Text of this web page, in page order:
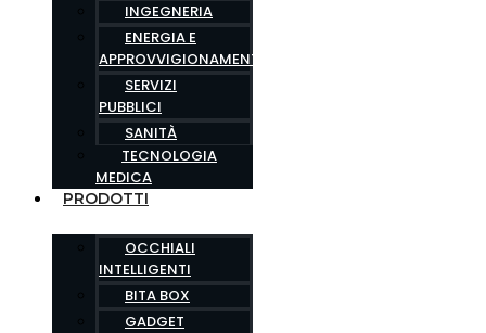
INGEGNERIA
ENERGIA E
APPROVVIGIONAMENTO
SERVIZI
PUBBLICI
SANITÀ
TECNOLOGIA
MEDICA
PRODOTTI
OCCHIALI
INTELLIGENTI
BITA BOX
GADGET